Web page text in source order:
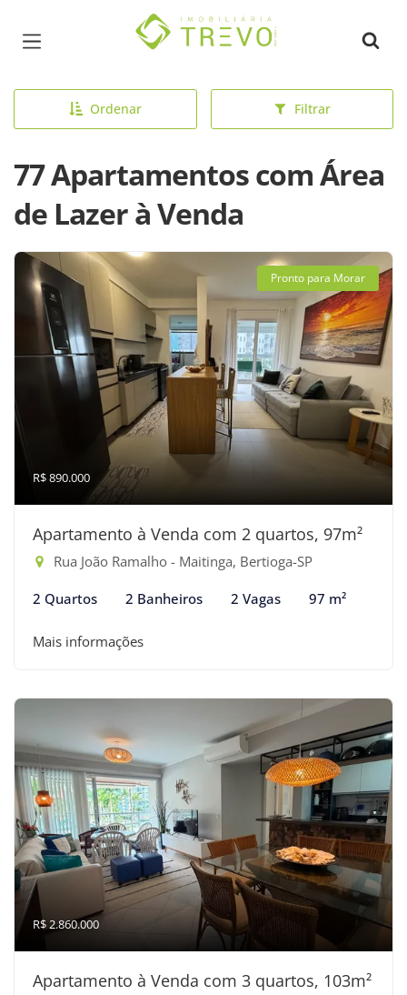
Página inicial
Ordenar Filtrar
77 Apartamentos com Área
de Lazer à Venda
Pronto para Morar
R$ 890.000
Apartamento à Venda com 2 quartos, 97m²
Rua João Ramalho - Maitinga, Bertioga-SP
2 Quartos 2 Banheiros 2 Vagas 97 m²
Mais informações
R$ 2.860.000
Apartamento à Venda com 3 quartos, 103m²